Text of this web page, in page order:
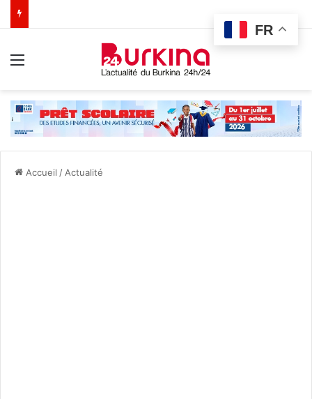
Accueil / Actualité
FR